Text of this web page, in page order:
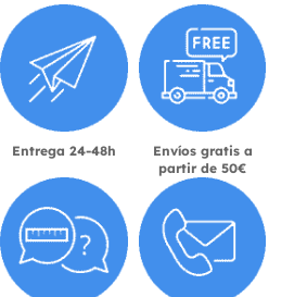
Entrega 24-48h
Envíos gratis a
partir de 50€